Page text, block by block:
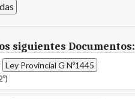
siguientes Documentos:
Ley Provincial G Nº1445